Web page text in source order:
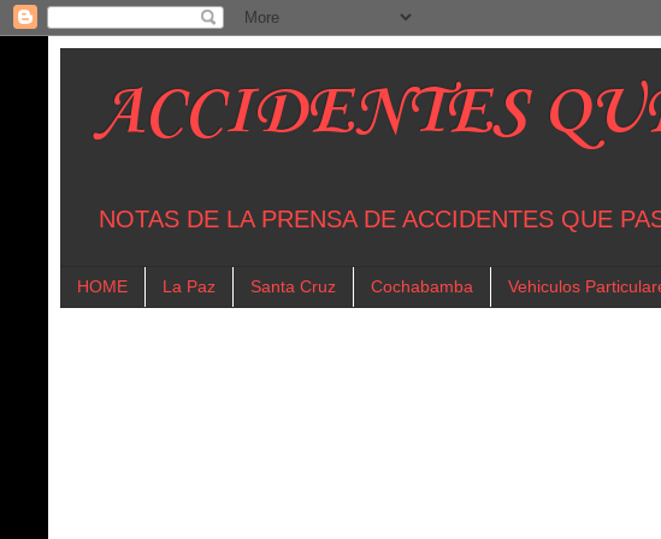
ACCIDENTES
NOTAS DE LA PRENSA DE ACCIDENTES QUE
HOME La Paz Santa Cruz Cochabamba Vehiculos